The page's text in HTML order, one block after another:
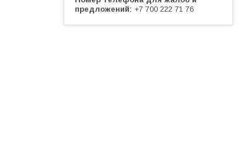
предложений
+7 700 222 71 76